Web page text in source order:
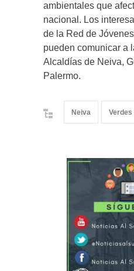
ambientales que
nacional. Los
de la Red de
pueden comunicar a
Alcaldías de Neiva,
Palermo.
Neiva Verdes